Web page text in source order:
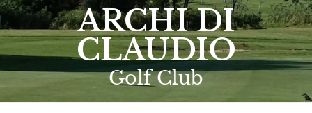
ARCHI DI
CLAUDIO
Golf Club